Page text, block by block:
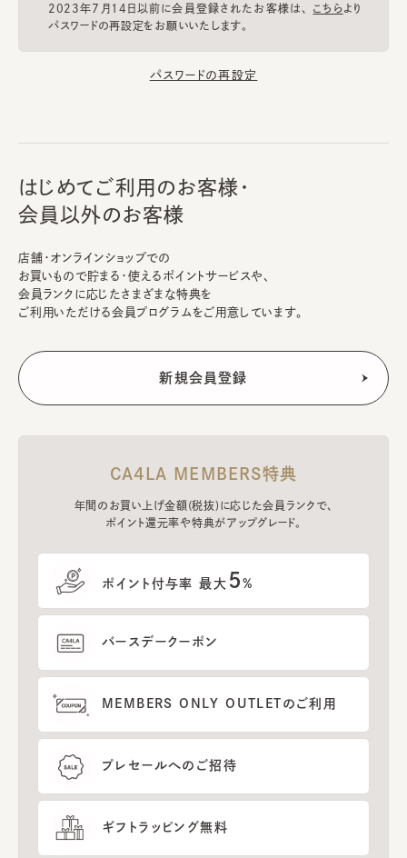
2023年7月14日以前に会員登録されたお客様は、 こちらより
パスワードの再設定をお願いいたします。
パスワードの再設定
はじめてご利用のお客様・
会員以外のお客様
店舗・オンラインショップでの
お買いもので貯まる・使えるポイントサービスや、
会員ランクに応じたさまざまな特典を
ご利用いただける会員プログラムをご用意しています。
CA4LA MEMBERS特典
年間のお買い上げ金額(税抜)に応じた会員ランクで、
ポイント還元率や特典がアップグレード。
ポイント付与率 最大 5%
バースデークーポン
MEMBERS ONLY OUTLETのご利用
プレセールへのご招待
ギフトラッピング無料